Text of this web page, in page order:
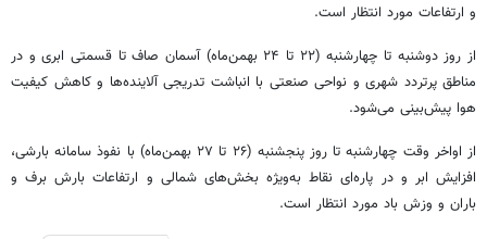
و ارتفاعات مورد انتظار است.
از روز دوشنبه تا چهارشنبه (۲۲ تا ۲۴ بهمن‌ماه) آسمان صاف تا قسمتی ابری و در
مناطق پرتردد شهری و نواحی صنعتی با انباشت تدریجی آلاینده‌ها و کاهش کیفیت
هوا پیش‌بینی می‌شود.
از اواخر وقت چهارشنبه تا روز پنجشنبه (۲۶ تا ۲۷ بهمن‌ماه) با نفوذ سامانه بارشی،
افزایش ابر و در پاره‌ای نقاط به‌ویژه بخش‌های شمالی و ارتفاعات بارش برف و
باران و وزش باد مورد انتظار است.